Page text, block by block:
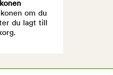
om du
du lagt till